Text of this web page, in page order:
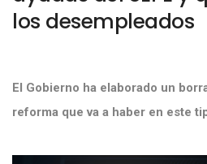
los desempleados
El Gobierno ha elaborado un
reforma que va a haber en este